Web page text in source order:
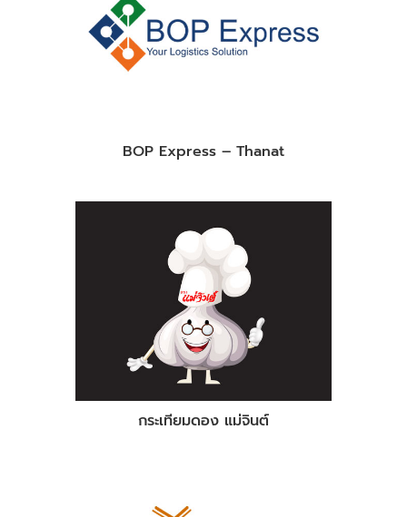
BOP Express – Thanat
กระเทียมดอง แม่จินต์